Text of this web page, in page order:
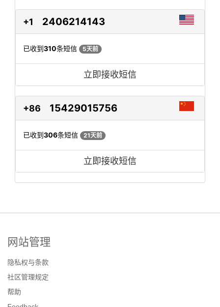
+1 2406214143
已收到310条短信 5天前
立即接收短信
+86 15429015756
已收到306条短信 21天前
立即接收短信
网站管理
隐私权与条款
社区管理规定
帮助